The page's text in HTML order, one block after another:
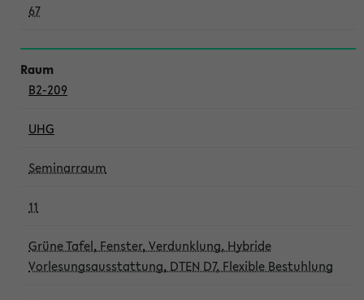
67
B2-209
UHG
Seminarraum
11
Grüne Tafel, Fenster, Verdunklung, Hybride
Vorlesungsausstattung, DTEN D7, Flexible Bestuhlung